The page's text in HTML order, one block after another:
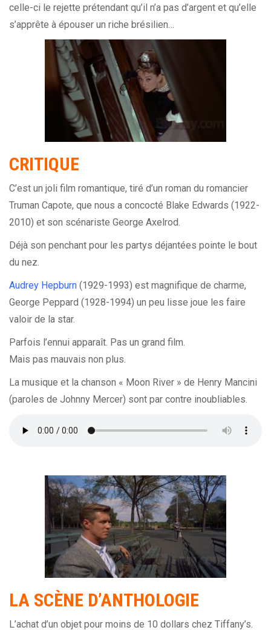
celle-ci le rejette prétendant qu’il n’a pas d’argent et qu’elle
s’apprête à épouser un riche brésilien…
CRITIQUE
C’est un joli film romantique, tiré d’un roman du romancier
Truman Capote, que nous a concocté Blake Edwards (1922-
2010) et son scénariste George Axelrod.
Déjà son penchant pour les partys déjantées pointe le bout
du nez.
Audrey Hepburn (1929-1993) est magnifique de charme,
George Peppard (1928-1994) un peu lisse joue les faire
valoir de la star.
Parfois l’ennui apparaît. Pas un grand film.
Mais pas mauvais non plus.
La musique et la chanson « Moon River » de Henry Mancini
(paroles de Johnny Mercer) sont par contre inoubliables.
LA SCÈNE D’ANTHOLOGIE
L’achat d’un objet pour moins de 10 dollars chez Tiffany’s.